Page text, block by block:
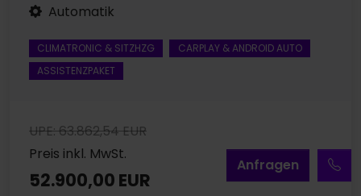
Anfragen
Automatik
CLIMATRONIC & SITZHZG
CARPLAY & ANDROID AUTO
ASSISTENZPAKET
UPE: 63.862,54 EUR
Preis inkl. MwSt.
52.900,00 EUR